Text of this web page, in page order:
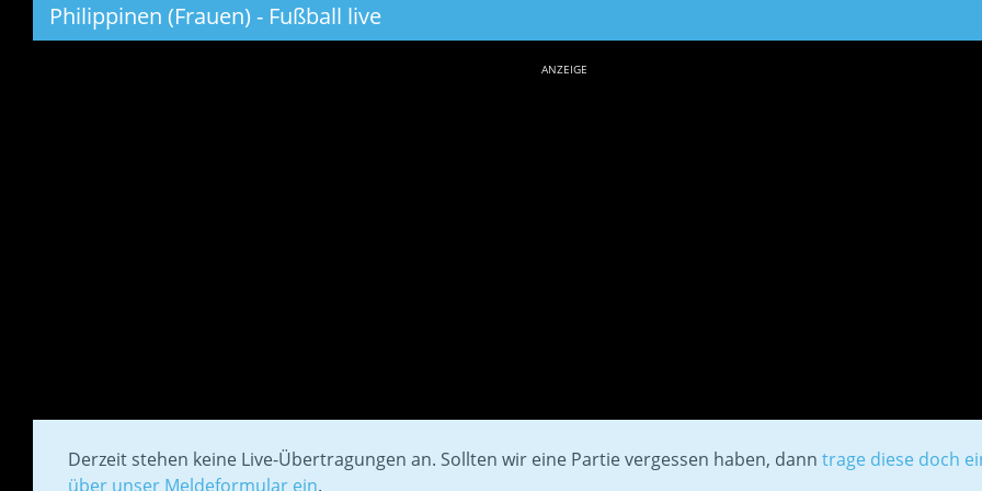
Philippinen (Frauen) - Fußball live
ANZEIGE
Derzeit stehen keine Live-Übertragungen an. Sollten wir eine Partie vergessen haben, dann trage diese doch
über unser Meldeformular ein.